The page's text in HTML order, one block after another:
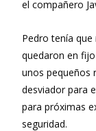
el compañero
Pedro tenía
quedaron en
unos pequeños
desviador para
para próximas
seguridad.